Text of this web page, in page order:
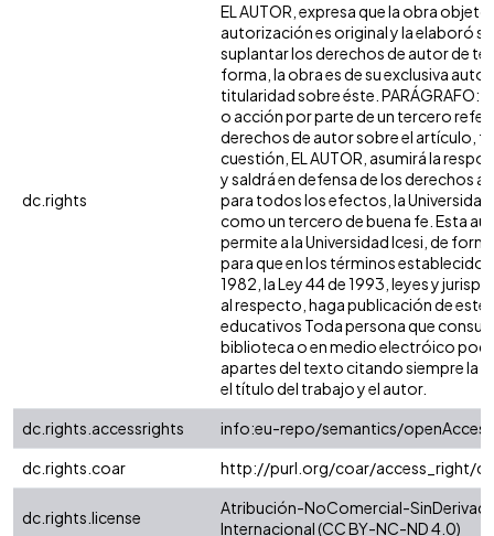
dc.rights
EL AUTOR, expresa que la obra
autorización es original y la elaboró
suplantar los derechos de autor de
forma, la obra es de su exclusiva
titularidad sobre éste. PARÁGRAFO:
o acción por parte de un tercero
derechos de autor sobre el artículo,
cuestión, EL AUTOR, asumirá la
y saldrá en defensa de los derechos
para todos los efectos, la Universidad
como un tercero de buena fe. Esta
permite a la Universidad Icesi, de
para que en los términos establecidos
1982, la Ley 44 de 1993, leyes y
al respecto, haga publicación de este
educativos Toda persona que
biblioteca o en medio electróico
apartes del texto citando siempre la
el título del trabajo y el autor.
dc.rights.accessrights
info:eu-repo/semantics/openAccess
dc.rights.coar
http://purl.org/coar/access_right/
dc.rights.license
Atribución-NoComercial-
Internacional (CC BY-NC-ND 4.0)